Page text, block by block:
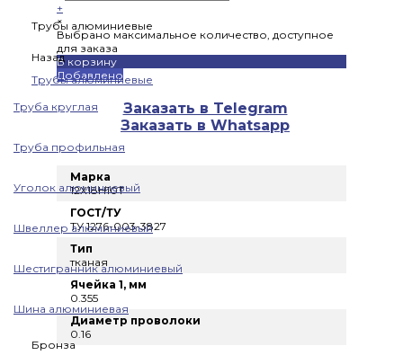
Трубы алюминиевые
Назад
Трубы алюминиевые
Труба круглая
Труба профильная
Уголок алюминиевый
Швеллер алюминиевый
Шестигранник алюминиевый
Шина алюминиевая
Бронза
+
×
Выбрано максимальное количество, доступное
для заказа
В корзину
Добавлено
Заказать в Telegram
Заказать в Whatsapp
Марка
12Х18Н10Т
ГОСТ/ТУ
ТУ 1276-003-3827
Тип
тканая
Ячейка 1, мм
0.355
Диаметр проволоки
0.16